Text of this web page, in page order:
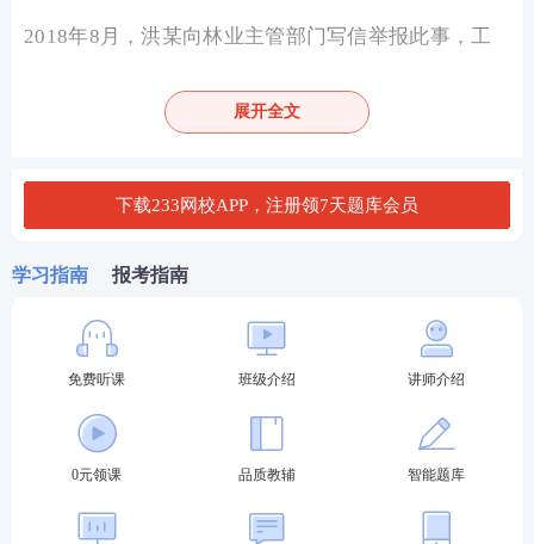
2018年8月，洪某向林业主管部门写信举报此事，工
对赵某与郑某实施暴力，后者反击，双方互殴。赵某
致，还是任某的行为所致。刘某被打成重伤、任某被
打成轻伤，其中刘某的重伤由赵某与郑某共同造成，
某及时躲闪，导致刘某错误击中了任某。
【问题】请全面评价本案中刘某、任某、王某、龚
某、洪某、赵某、郑某的行为，包括犯罪 数额和罪数
形态，存在观点争议的请展示观点并说明理由。
查看答案
2023年法考至尊班
展开全文
下载233网校APP，注册领7天题库会员
学习指南 报考指南
免费听课 班级介绍 讲师介绍
0元领课 品质教辅 智能题库